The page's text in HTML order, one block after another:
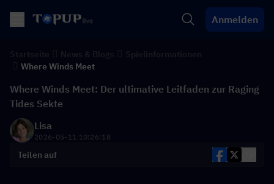
Anmelden
Where Winds Meet
Where Winds Meet: Der ultimative Leitfaden zur Raging
Tides Sekte
Lisa
2026-05-11 10:26:18
Teilen auf